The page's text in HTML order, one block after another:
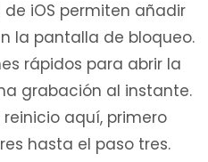
de iOS permiten añadir
la pantalla de bloqueo.
rápidos para abrir la
grabación al instante.
aquí, primero
hasta el paso tres.